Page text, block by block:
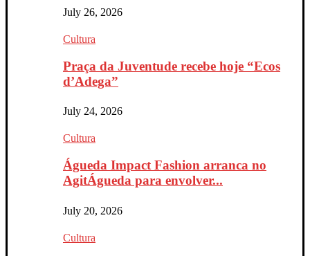
July 26, 2026
Cultura
Praça da Juventude recebe hoje “Ecos
d’Adega”
July 24, 2026
Cultura
Águeda Impact Fashion arranca no
AgitÁgueda para envolver...
July 20, 2026
Cultura